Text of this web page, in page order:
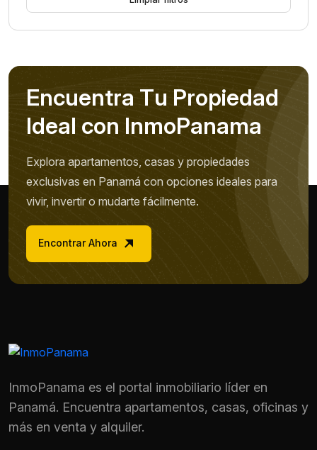
Encuentra Tu Propiedad
Ideal con InmoPanama
Explora apartamentos, casas y propiedades
exclusivas en Panamá con opciones ideales para
vivir, invertir o mudarte fácilmente.
Encontrar Ahora
InmoPanama es el portal inmobiliario líder en
Panamá. Encuentra apartamentos, casas, oficinas y
más en venta y alquiler.